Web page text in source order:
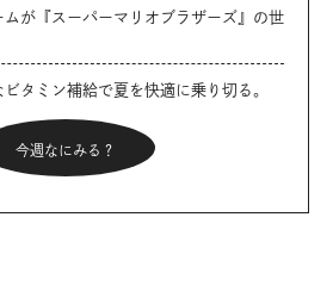
ムが『スーパーマリオブラザーズ』の世
タミン補給で夏を快適に乗り切る。
今週なにみる？